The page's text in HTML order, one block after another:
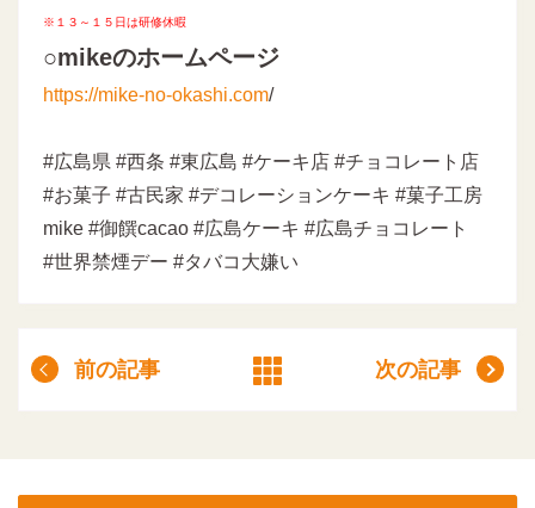
※１３～１５日は研修休暇
○mikeのホームページ
https://mike-no-okashi.com/
#広島県 #西条 #東広島 #ケーキ店 #チョコレート店
#お菓子 #古民家 #デコレーションケーキ #菓子工房
mike #御饌cacao #広島ケーキ #広島チョコレート
#世界禁煙デー #タバコ大嫌い
前の記事 次の記事